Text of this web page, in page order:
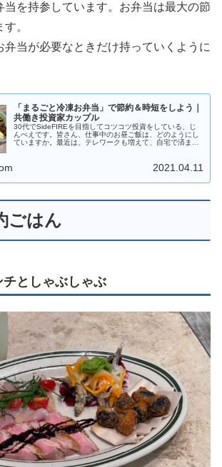
当を持参しています。お弁当は最大の節
。
弁当が必要なときだけ持っていくように
「まるごと冷凍お弁当」で節約＆時短をしよう｜
共働き投資家カップル
30代でSideFIREを目指してコツコツ投資をしている、じ
んべえです。皆さん、仕事中のお昼ご飯は、どのようにし
ていますか。最近は、テレワークも増えて、自宅で済ませ
2021.04.11
ごはん
としゃぶしゃぶ